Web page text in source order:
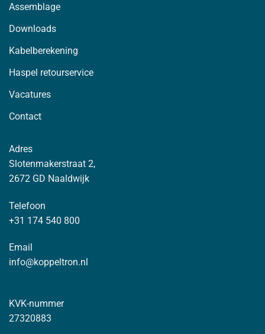
Assemblage
Downloads
Kabelberekening
Haspel retourservice
Vacatures
Contact
Adres
Slotenmakerstraat 2,
2672 GD Naaldwijk
Telefoon
+31 174 540 800
Email
info@koppeltron.nl
KVK-nummer
27320883